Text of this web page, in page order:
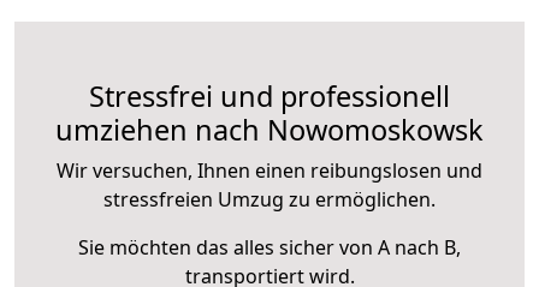
Stressfrei und professionell
umziehen nach Nowomoskowsk
Wir versuchen, Ihnen einen reibungslosen und
stressfreien Umzug zu ermöglichen.
Sie möchten das alles sicher von A nach B,
transportiert wird.